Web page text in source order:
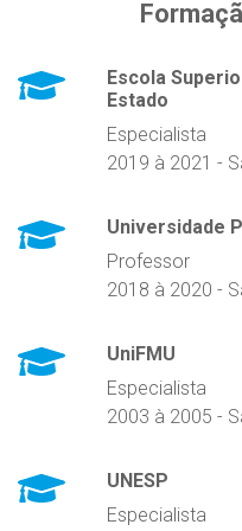
Escola
Estado
Especialista
2019 à 2021 -
Universidade
Professor
2018 à 2020 -
UniFMU
Especialista
2003 à 2005 -
UNESP
Especialista